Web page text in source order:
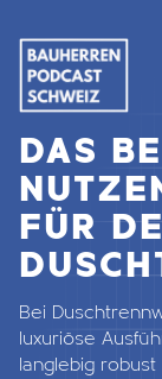
DAS
FÜR
Bei
luxuriöse
langlebig